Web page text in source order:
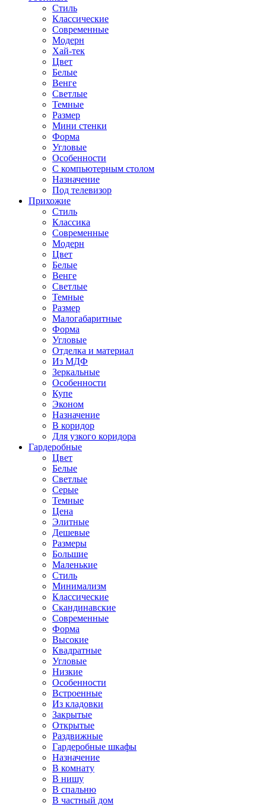
Стиль
Классические
Современные
Модерн
Хай-тек
Цвет
Белые
Венге
Светлые
Темные
Размер
Мини стенки
Форма
Угловые
Особенности
С компьютерным столом
Назначение
Под телевизор
Прихожие
Стиль
Классика
Современные
Модерн
Цвет
Белые
Венге
Светлые
Темные
Размер
Малогабаритные
Форма
Угловые
Отделка и материал
Из МДФ
Зеркальные
Особенности
Купе
Эконом
Назначение
В коридор
Для узкого коридора
Гардеробные
Цвет
Белые
Светлые
Серые
Темные
Цена
Элитные
Дешевые
Размеры
Большие
Маленькие
Стиль
Минимализм
Классические
Скандинавские
Современные
Форма
Высокие
Квадратные
Угловые
Низкие
Особенности
Встроенные
Из кладовки
Закрытые
Открытые
Раздвижные
Гардеробные шкафы
Назначение
В комнату
В нишу
В спальню
В частный дом